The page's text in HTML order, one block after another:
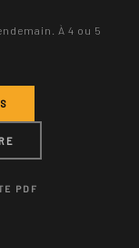
À 4 ou 5
PDF